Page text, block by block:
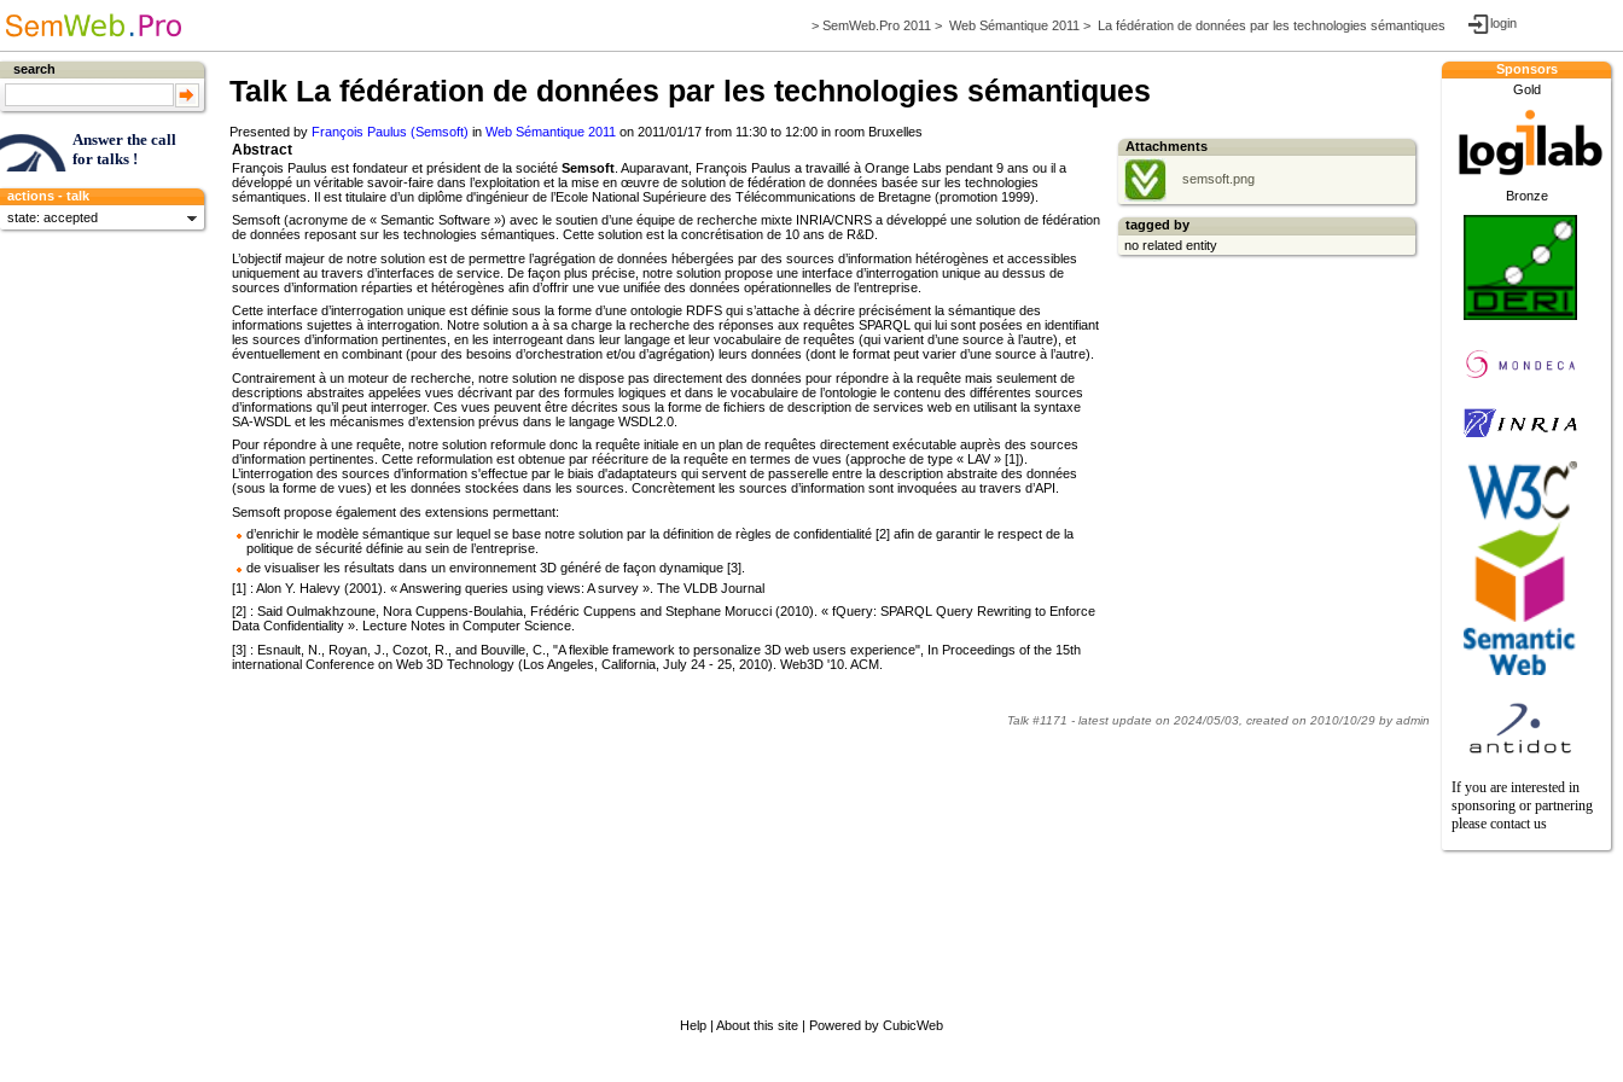
> SemWeb.Pro 2011 > Web Sémantique 2011 > La fédération de données par les technologies sémantiques login
search
Answer the call
for talks !
actions - talk
state: accepted
Talk La fédération de données par les technologies sémantiques
Presented byFrançois Paulus (Semsoft) inWeb Sémantique 2011 on 2011/01/17 from 11:30 to 12:00 in room Bruxelles
Abstract
François Paulus est fondateur et président de la sociétéSemsoft . Auparavant, François Paulus a travaillé à Orange Labs pendant 9 ans ou il a
développé un véritable savoir-faire dans l’exploitation et la mise en œuvre de solution de fédération de données basée sur les technologies
sémantiques. Il est titulaire d’un diplôme d'ingénieur de l’Ecole National Supérieure des Télécommunications de Bretagne (promotion 1999).
Semsoft (acronyme de « Semantic Software ») avec le soutien d’une équipe de recherche mixte INRIA/CNRS a développé une solution de fédération
de données reposant sur les technologies sémantiques. Cette solution est la concrétisation de 10 ans de R&D.
L’objectif majeur de notre solution est de permettre l’agrégation de données hébergées par des sources d’information hétérogènes et accessibles
uniquement au travers d’interfaces de service. De façon plus précise, notre solution propose une interface d’interrogation unique au dessus de
sources d’information réparties et hétérogènes afin d’offrir une vue unifiée des données opérationnelles de l’entreprise.
Cette interface d’interrogation unique est définie sous la forme d’une ontologie RDFS qui s’attache à décrire précisément la sémantique des
informations sujettes à interrogation. Notre solution a à sa charge la recherche des réponses aux requêtes SPARQL qui lui sont posées en identifiant
les sources d’information pertinentes, en les interrogeant dans leur langage et leur vocabulaire de requêtes (qui varient d’une source à l’autre), et
éventuellement en combinant (pour des besoins d’orchestration et/ou d’agrégation) leurs données (dont le format peut varier d’une source à l’autre).
Contrairement à un moteur de recherche, notre solution ne dispose pas directement des données pour répondre à la requête mais seulement de
descriptions abstraites appelées vues décrivant par des formules logiques et dans le vocabulaire de l’ontologie le contenu des différentes sources
d’informations qu’il peut interroger. Ces vues peuvent être décrites sous la forme de fichiers de description de services web en utilisant la syntaxe
SA-WSDL et les mécanismes d’extension prévus dans le langage WSDL2.0.
Pour répondre à une requête, notre solution reformule donc la requête initiale en un plan de requêtes directement exécutable auprès des sources
d’information pertinentes. Cette reformulation est obtenue par réécriture de la requête en termes de vues (approche de type « LAV » [1]).
L’interrogation des sources d’information s'effectue par le biais d'adaptateurs qui servent de passerelle entre la description abstraite des données
(sous la forme de vues) et les données stockées dans les sources. Concrètement les sources d’information sont invoquées au travers d’API.
Semsoft propose également des extensions permettant:
d’enrichir le modèle sémantique sur lequel se base notre solution par la définition de règles de confidentialité [2] afin de garantir le respect de la
politique de sécurité définie au sein de l’entreprise.
de visualiser les résultats dans un environnement 3D généré de façon dynamique [3].
[1] : Alon Y. Halevy (2001). « Answering queries using views: A survey ». The VLDB Journal
[2] : Said Oulmakhzoune, Nora Cuppens-Boulahia, Frédéric Cuppens and Stephane Morucci (2010). « fQuery: SPARQL Query Rewriting to Enforce
Data Confidentiality ». Lecture Notes in Computer Science.
[3] : Esnault, N., Royan, J., Cozot, R., and Bouville, C., "A flexible framework to personalize 3D web users experience", In Proceedings of the 15th
international Conference on Web 3D Technology (Los Angeles, California, July 24 - 25, 2010). Web3D '10. ACM.
Attachments
semsoft.png
tagged by
no related entity
Talk #1171 - latest update on 2024/05/03 created on 2010/10/29 by admin
Sponsors
Gold
Bronze
If you are interested in
sponsoring or partnering
please contact us
Help | About this site | Powered by CubicWeb